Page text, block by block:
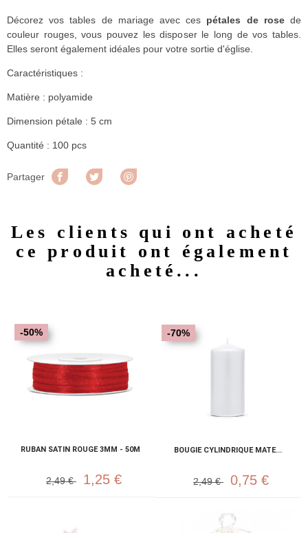
Décorez vos tables de mariage avec ces pétales de rosede
couleur rouges, vous pouvez les disposer le long de vos tables.
Elles seront également idéales pour votre sortie d'église.
Caractéristiques :
Matière : polyamide
Dimension pétale : 5 cm
Quantité : 100 pcs
Partager Partager Tweet
Les clients qui ont acheté
ce produit ont également
acheté...
RUBAN SATIN ROUGE 3MM - 50M
-50%
2,49 € 1,25 €
BOUGIE CYLINDRIQUE MATE...
-70%
2,49 € 0,75 €